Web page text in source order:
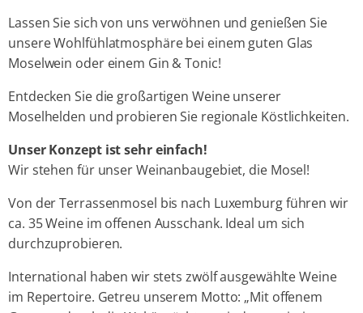
Lassen Sie sich von uns verwöhnen und genießen Sie
unsere Wohlfühlatmosphäre bei einem guten Glas
Moselwein oder einem Gin & Tonic!
Entdecken Sie die großartigen Weine unserer
Moselhelden und probieren Sie regionale Köstlichkeiten.
Unser Konzept ist sehr einfach!
Wir stehen für unser Weinanbaugebiet, die Mosel!
Von der Terrassenmosel bis nach Luxemburg führen wir
ca. 35 Weine im offenen Ausschank. Ideal um sich
durchzuprobieren.
International haben wir stets zwölf ausgewählte Weine
im Repertoire. Getreu unserem Motto: „Mit offenem